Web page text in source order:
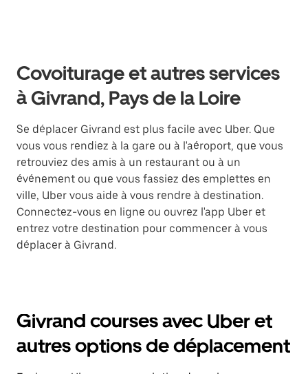
Covoiturage et autres services
à Givrand, Pays de la Loire
Se déplacer Givrand est plus facile avec Uber. Que
vous vous rendiez à la gare ou à l'aéroport, que vous
retrouviez des amis à un restaurant ou à un
événement ou que vous fassiez des emplettes en
ville, Uber vous aide à vous rendre à destination.
Connectez-vous en ligne ou ouvrez l'app Uber et
entrez votre destination pour commencer à vous
déplacer à Givrand.
Givrand courses avec Uber et
autres options de déplacement